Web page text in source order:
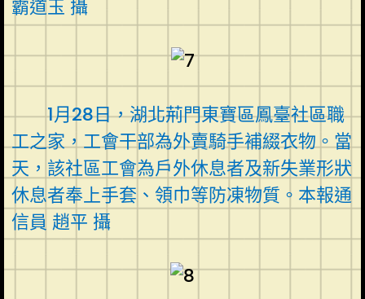
霸道玉 攝
1月28日，湖北荊門東寶區鳳臺社區職
工之家，工會干部為外賣騎手補綴衣物。當
天，該社區工會為戶外休息者及新失業形狀
休息者奉上手套、領巾等防凍物質。本報通
信員 趙平 攝